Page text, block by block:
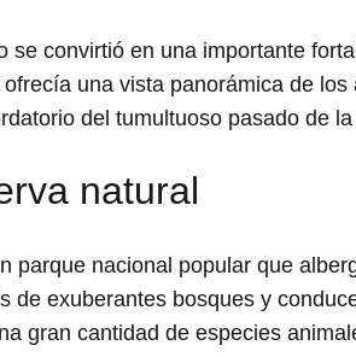
se convirtió en una importante
una vista panorámica de
del tumultuoso pasado de
natural
parque nacional popular que
de exuberantes bosques y
gran cantidad de especies